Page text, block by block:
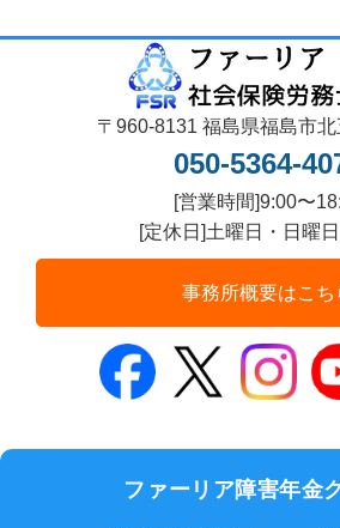
〒960-8131 福島県福島市
050-5364-
[営業時間]9:00〜
[定休日]土曜日・日曜
事務所概要はこち
ファーリア障害年金